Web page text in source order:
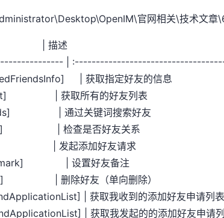
官网相关\技术文章
| 描述 |
|
| 获取指定好
| 获取所有的好友
| 通过关键词搜索
| 检查是否好友
| 发起添加好友
| 设置好友
| 删除好友（单向删
| 获取我收到的添
| 获取我发起的的